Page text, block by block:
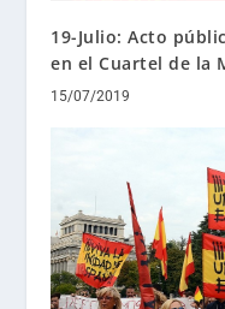
19-Julio: Acto
en el Cuartel de la
15/07/2019